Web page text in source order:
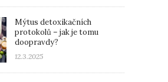
Mýtus detoxikačních
protokolů – jak je tomu
doopravdy?
12.3.2025